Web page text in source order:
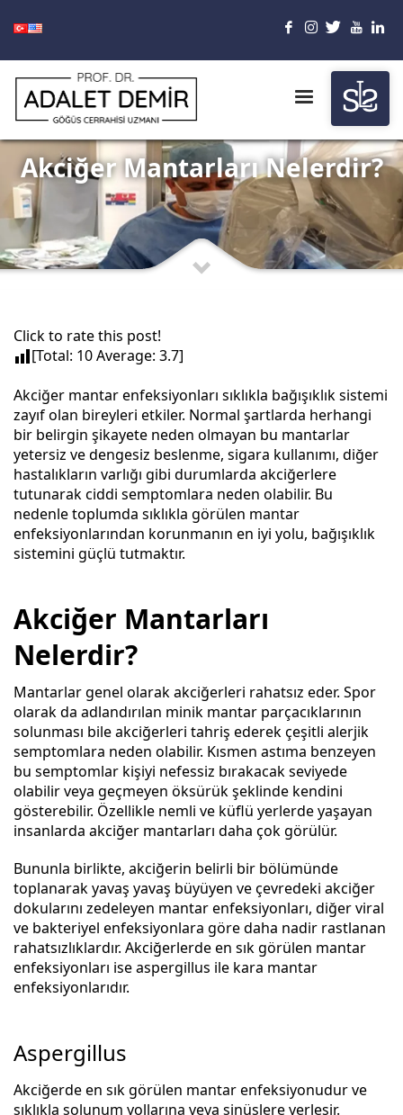
Akciğer Mantarları Nelerdir?
Click to rate this post!
[Total: 10Average: 3.7]
Akciğer mantar enfeksiyonları sıklıkla bağışıklık sistemi
zayıf olan bireyleri etkiler. Normal şartlarda herhangi
bir belirgin şikayete neden olmayan bu mantarlar
yetersiz ve dengesiz beslenme, sigara kullanımı, diğer
hastalıkların varlığı gibi durumlarda akciğerlere
tutunarak ciddi semptomlara neden olabilir. Bu
nedenle toplumda sıklıkla görülen mantar
enfeksiyonlarından korunmanın en iyi yolu, bağışıklık
sistemini güçlü tutmaktır.
Akciğer Mantarları
Nelerdir?
Mantarlar genel olarak akciğerleri rahatsız eder. Spor
olarak da adlandırılan minik mantar parçacıklarının
solunması bile akciğerleri tahriş ederek çeşitli alerjik
semptomlara neden olabilir. Kısmen astıma benzeyen
bu semptomlar kişiyi nefessiz bırakacak seviyede
olabilir veya geçmeyen öksürük şeklinde kendini
gösterebilir. Özellikle nemli ve küflü yerlerde yaşayan
insanlarda akciğer mantarları daha çok görülür.
Bununla birlikte, akciğerin belirli bir bölümünde
toplanarak yavaş yavaş büyüyen ve çevredeki akciğer
dokularını zedeleyen mantar enfeksiyonları, diğer viral
ve bakteriyel enfeksiyonlara göre daha nadir rastlanan
rahatsızlıklardır. Akciğerlerde en sık görülen mantar
enfeksiyonları ise aspergillus ile kara mantar
enfeksiyonlarıdır.
Aspergillus
Akciğerde en sık görülen mantar enfeksiyonudur ve
sıklıkla solunum yollarına veya sinüslere yerleşir.